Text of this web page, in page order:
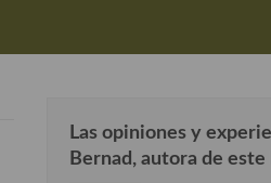
Las opiniones y
Bernad, autora de este